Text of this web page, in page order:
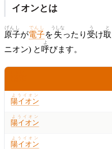
イオンとは
原子
げんし
が電子
でんし
を 失
うしな
ったり 受
う
け取
と
ニオン) と 呼
よ
びます。
陽イオン
ようイオン
陽イオン
ようイオン
陽イオン
ようイオン